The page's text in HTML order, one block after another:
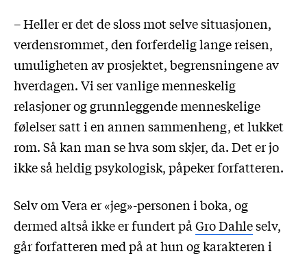
– Heller er det de sloss mot selve situasjonen,
verdensrommet, den forferdelig lange reisen,
umuligheten av prosjektet, begrensningene av
hverdagen. Vi ser vanlige menneskelig
relasjoner og grunnleggende menneskelige
følelser satt i en annen sammenheng, et lukket
rom. Så kan man se hva som skjer, da. Det er jo
ikke så heldig psykologisk, påpeker forfatteren.
Selv om Vera er «jeg»-personen i boka, og
dermed altså ikke er fundert påGro Dahleselv,
går forfatteren med på at hun og karakteren i